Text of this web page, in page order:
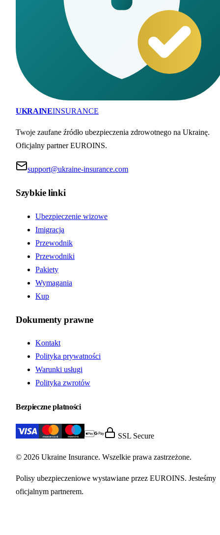
UKRAINEINSURANCE
Twoje zaufane źródło ubezpieczenia zdrowotnego na Ukrainę.
Oficjalny partner EUROINS.
support@ukraine-insurance.com
Szybkie linki
Ubezpieczenie wizowe
Imigracja
Przewodnik
Przewodniki
Pakiety
Wymagania
Kup
Dokumenty prawne
Kontakt
Polityka prywatności
Warunki usługi
Polityka zwrotów
Bezpieczne płatności
SSL Secure
© 2026 Ukraine Insurance. Wszelkie prawa zastrzeżone.
Polisy ubezpieczeniowe wystawiane przez EUROINS. Jesteśmy
oficjalnym partnerem.